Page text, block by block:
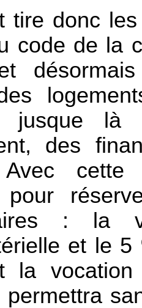
tire donc
code de la
jusque là
des
Avec
pour
: la
et le
la vocation
permettra